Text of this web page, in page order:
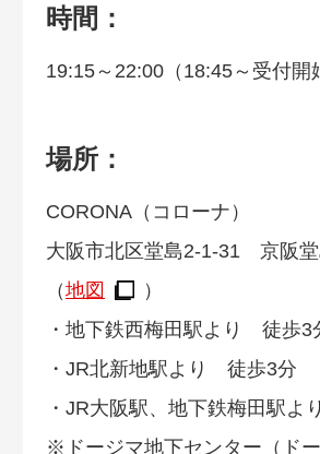
時間：
19:15～22:00（18:45～受付開
場所：
CORONA（コローナ）
大阪市北区堂島2-1-31 京阪
（地図
）
・地下鉄西梅田駅より 徒歩3
・JR北新地駅より 徒歩3分
・JR大阪駅、地下鉄梅田駅
※ドージマ地下センター（ド